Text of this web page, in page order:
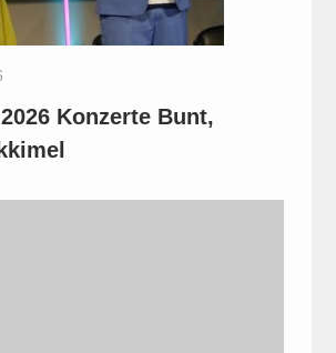
Konzerte Bunt,